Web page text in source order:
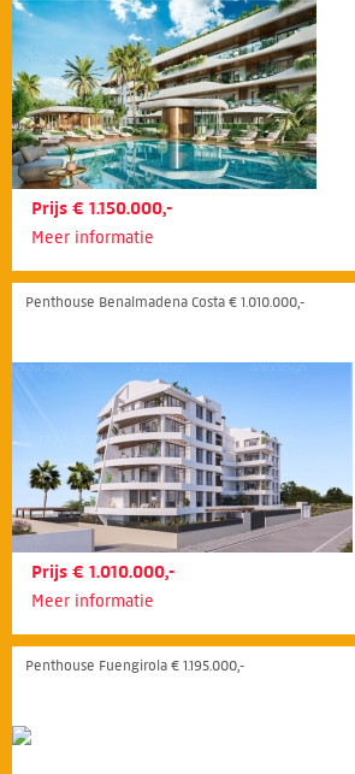
Prijs € 1.150.000,-
Meer informatie
Penthouse Benalmadena Costa € 1.010.000,-
Prijs € 1.010.000,-
Meer informatie
Penthouse Fuengirola € 1.195.000,-